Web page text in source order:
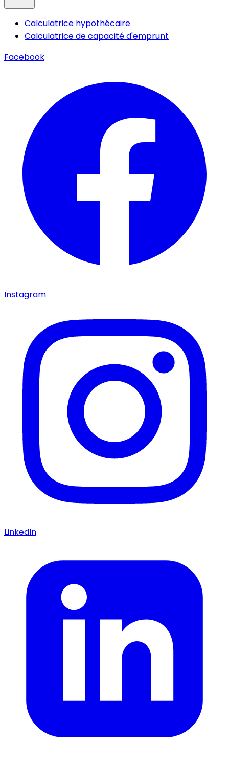
Calculatrice hypothécaire
Calculatrice de capacité d'emprunt
Facebook
Instagram
LinkedIn